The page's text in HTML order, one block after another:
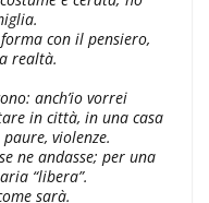
con il pensiero,
realtà.
anch’io vorrei
in città, in una casa
violenze.
ne andasse; per una
“libera”.
sarà.